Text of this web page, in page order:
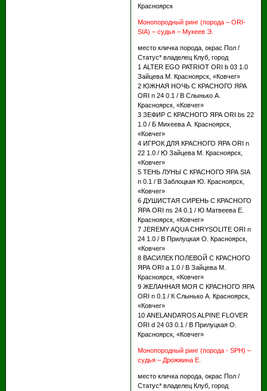
Красноярск
Монопородный ринг (порода – ORI-
SIA) – судья – Мукеев Э.
место кличка порода, окрас Пол /
Статус* владелец Клуб, город
1 ALTER EGO PATRIOT ORI b 03 1.0
Зайцева М. Красноярск, «Ковчег»
2 ЮЖНАЯ НОЧЬ С КРАСНОГО ЯРА
ORI n 24 0.1 / В Слынько А.
Красноярск, «Ковчег»
3 ЗЕФИР С КРАСНОГО ЯРА ORI bs 22
1.0 / Б Михеева А. Красноярск,
«Ковчег»
4 ИГРОК ДЛЯ КРАСНОГО ЯРА ORI n
22 1.0 / Ю Зайцева М. Красноярск,
«Ковчег»
5 ТЕНЬ ЛУНЫ С КРАСНОГО ЯРА SIA
n 0.1 / В Заблоцкая Ю. Красноярск,
«Ковчег»
6 ДУШИСТАЯ СИРЕНЬ С КРАСНОГО
ЯРА ORI ns 24 0.1 / Ю Матвеева Е.
Красноярск, «Ковчег»
7 JEREMY AQUA CHRYSOLITE ORI n
24 1.0 / В Прилуцкая О. Красноярск,
«Ковчег»
8 ВАСИЛЕК ПОЛЕВОЙ С КРАСНОГО
ЯРА ORI а 1.0 / В Зайцева М.
Красноярск, «Ковчег»
9 ЖЕЛАННАЯ МОЯ С КРАСНОГО ЯРА
ORI n 0.1 / К Слынько А. Красноярск,
«Ковчег»
10 ANELANDA’ROS ALPINE FLOVER
ОRI d 24 03 0.1 / В Прилуцкая О.
Красноярск, «Ковчег»
Монопородный ринг (порода - SPH) –
судья – Дрожжина Е.
место кличка порода, окрас Пол /
Статус* владелец Клуб, город